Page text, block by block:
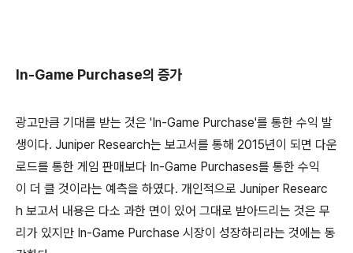
In-Game Purchase의 증가
광고만큼 기대를 받는 것은 'In-Game Purchase'를 통한 수익 발
생이다. Juniper Research는 보고서를 통해 2015년이 되면 다운
로드를 통한 게임 판매보다 In-Game Purchases를 통한 수익
이 더 클 것이라는 예측을 하였다. 개인적으로 Juniper Researc
h 보고서 내용은 다소 과한 면이 있어 그대로 받아드리는 것은 무
리가 있지만 In-Game Purchase 시장이 성장하리라는 것에는 동